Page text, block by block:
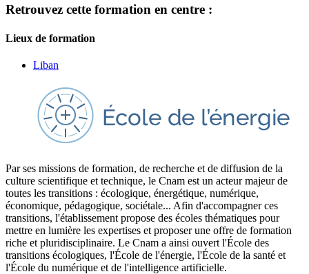
Retrouvez cette formation en centre :
Lieux de formation
Liban
Par ses missions de formation, de recherche et de diffusion de la
culture scientifique et technique, le Cnam est un acteur majeur de
toutes les transitions : écologique, énergétique, numérique,
économique, pédagogique, sociétale... Afin d'accompagner ces
transitions, l'établissement propose des écoles thématiques pour
mettre en lumière les expertises et proposer une offre de formation
riche et pluridisciplinaire. Le Cnam a ainsi ouvert l'École des
transitions écologiques, l'École de l'énergie, l'École de la santé et
l'École du numérique et de l'intelligence artificielle.